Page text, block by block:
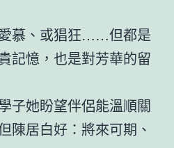
慕、或猖狂……但都是
記憶，也是對芳華的留
子她盼望伴侶能溫順關
陳居白好：將來可期、